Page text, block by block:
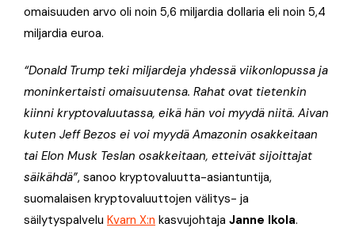
omaisuuden arvo oli noin 5,6 miljardia dollaria eli noin 5,4
miljardia euroa.
“Donald Trump teki miljardeja yhdessä viikonlopussa ja
moninkertaisti omaisuutensa. Rahat ovat tietenkin
kiinni kryptovaluutassa, eikä hän voi myydä niitä. Aivan
kuten Jeff Bezos ei voi myydä Amazonin osakkeitaan
tai Elon Musk Teslan osakkeitaan, etteivät sijoittajat
säikähdä”, sanoo kryptovaluutta-asiantuntija,
suomalaisen kryptovaluuttojen välitys- ja
säilytyspalvelu Kvarn X:n kasvujohtaja Janne Ikola.